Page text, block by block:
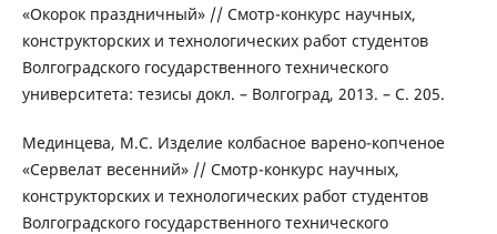
«Окорок праздничный» // Смотр-конкурс научных,
конструкторских и технологических работ студентов
Волгоградского государственного технического
университета: тезисы докл. – Волгоград, 2013. – С. 205.
Мединцева, М.С. Изделие колбасное варено-копченое
«Сервелат весенний» // Смотр-конкурс научных,
конструкторских и технологических работ студентов
Волгоградского государственного технического